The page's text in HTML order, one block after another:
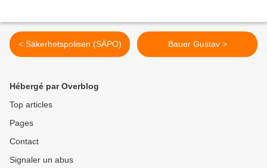
< Säkerhetspolisen (SÄPO) Bauer Gustav >
Hébergé par Overblog
Top articles
Pages
Contact
Signaler un abus